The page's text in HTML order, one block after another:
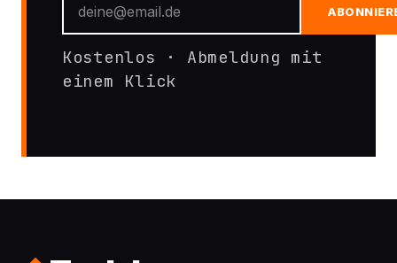
Kostenlos · Abmeldung mit
einem Klick